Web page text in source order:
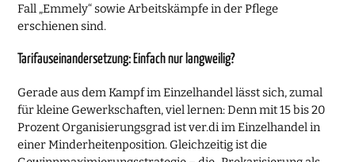
Fall „Emmely“ sowie Arbeitskämpfe in der Pflege
erschienen sind.
Tarifauseinandersetzung: Einfach nur langweilig?
Gerade aus dem Kampf im Einzelhandel lässt sich, zumal
für kleine Gewerkschaften, viel lernen: Denn mit 15 bis 20
Prozent Organisierungsgrad ist ver.di im Einzelhandel in
einer Minderheitenposition. Gleichzeitig ist die